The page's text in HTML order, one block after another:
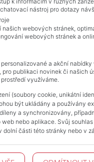
NAVIGACE
Terms and conditions
of personal data
Real estate's
Contact
Cookie processing
KONTAKT
nástroj pro dotazy
našich webových stránek,
webových stránek a
a akční nabídky
pro publikaci novinek či našich
využíváme.
(soubory cookie, unikátní
být ukládány a používány
a synchronizovány,
nebo aplikace. Svůj
dolní části této stránky nebo v